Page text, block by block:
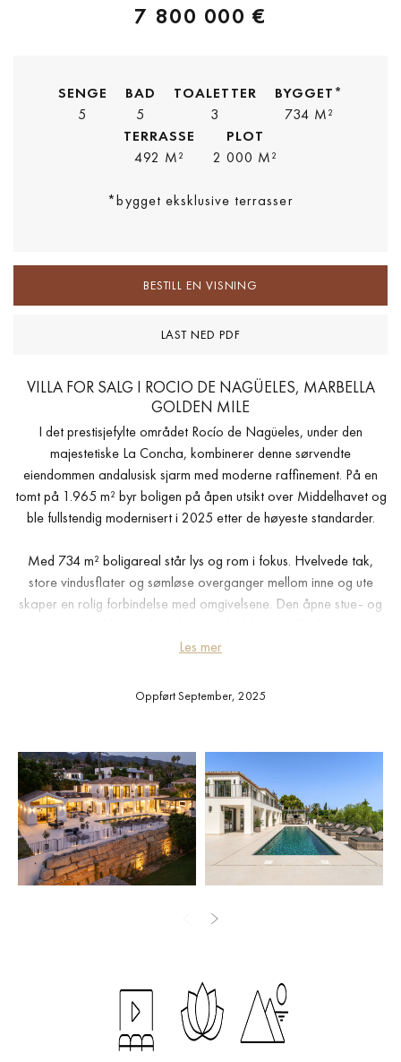
7 800 000 €
SENGE
5
BAD
5
TOALETTER
3
BYGGET*
734 M²
TERRASSE
492 M²
PLOT
2 000 M²
*bygget eksklusive terrasser
BESTILL EN VISNING
LAST NED PDF
VILLA FOR SALG I ROCIO DE NAGÜELES, MARBELLA
GOLDEN MILE
I det prestisjefylte området Rocío de Nagüeles, under den
majestetiske La Concha, kombinerer denne sørvendte
eiendommen andalusisk sjarm med moderne raffinement. På en
tomt på 1.965 m² byr boligen på åpen utsikt over Middelhavet og
ble fullstendig modernisert i 2025 etter de høyeste standarder.
Med 734 m² boligareal står lys og rom i fokus. Hvelvede tak,
store vindusflater og sømløse overganger mellom inne og ute
skaper en rolig forbindelse med omgivelsene. Den åpne stue- og
hjemmets naturlige midtpunkt. Fem generøse soveromssuiter gir
privat terrasse og walk-in garderobe.
elegant lounge, bar, glasskjeller og biljardbord. To gjestetoaletter
og rikelig oppbevaring fullfører nivået.
Utendørs omkranser 456 m² terrasser et stort saltvannsbasseng,
soldekk, hager og en elegant spiseplass. Bak en port med sikker
tilgang finnes en carport med plass til seks biler.
dette til en nøkkelferdig bolig som tilbyr privatliv, stil og komfort
Les mer
Oppført September, 2025